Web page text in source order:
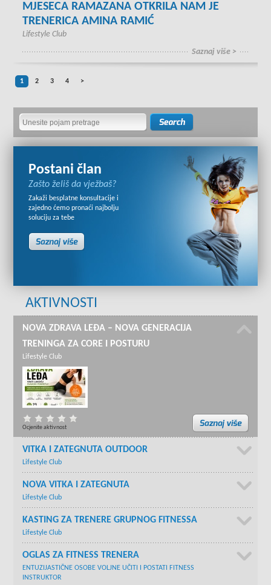
MJESECA RAMAZANA OTKRILA NAM JE
TRENERICA AMINA RAMIĆ
Lifestyle Club
Saznaj više >
1 2 3 4 >
Postani član
Zašto želiš da vježbaš?
Zakaži besplatne konsultacije i
zajedno ćemo pronaći najbolju
soluciju za tebe
AKTIVNOSTI
NOVA ZDRAVA LEĐA – NOVA GENERACIJA
TRENINGA ZA CORE I POSTURU
Lifestyle Club
Ocjenite aktivnost
VITKA I ZATEGNUTA OUTDOOR
Lifestyle Club
NOVA VITKA I ZATEGNUTA
Lifestyle Club
KASTING ZA TRENERE GRUPNOG FITNESSA
Lifestyle Club
OGLAS ZA FITNESS TRENERA
ENTUZIJASTIČNE OSOBE VOLJNE UČITI I POSTATI FITNESS
INSTRUKTOR